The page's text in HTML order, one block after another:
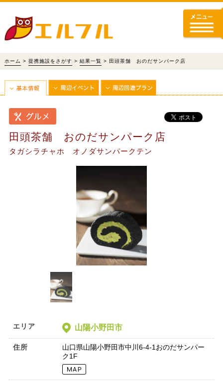
ホーム > 提携施設をさがす > 結果一覧 > 田頭茶舗 おのだサンパーク店
田頭茶舗 おのだサンパーク店
タガシラチャホ オノダサンパークテン
エリア 山陽小野田市
住所
山口県山陽小野田市中川6-4-1おのだサンパー
ク1F